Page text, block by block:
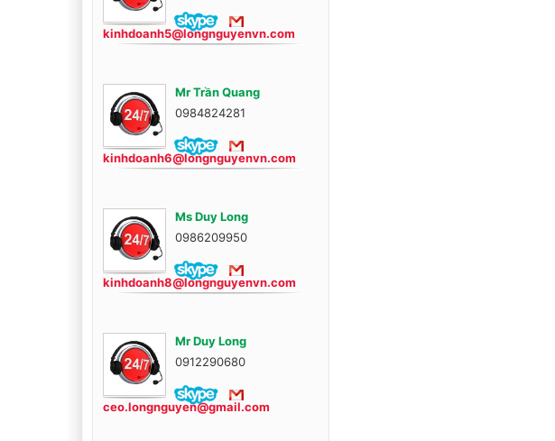
kinhdoanh5@longnguyenvn.com
Mr Trần Quang
0984824281
kinhdoanh6@longnguyenvn.com
Ms Duy Long
0986209950
kinhdoanh8@longnguyenvn.com
Mr Duy Long
0912290680
ceo.longnguyen@gmail.com